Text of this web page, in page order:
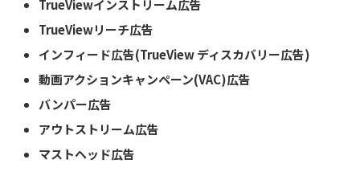
TrueViewインストリーム広告
TrueViewリーチ広告
インフィード広告(TrueView ディスカバリー広告)
動画アクションキャンペーン(VAC)広告
バンパー広告
アウトストリーム広告
マストヘッド広告